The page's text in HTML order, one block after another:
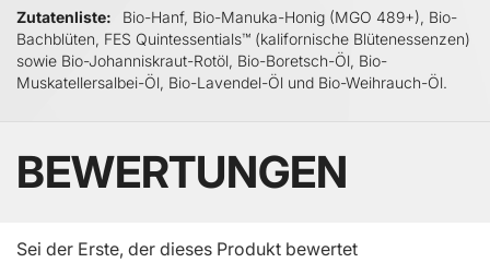
Zutatenliste
Bio-Hanf, Bio-Manuka-Honig (MGO 489+), Bio-
Bachblüten, FES Quintessentials™ (kalifornische Blütenessenzen)
sowie Bio-Johanniskraut-Rotöl, Bio-Boretsch-Öl, Bio-
Muskatellersalbei-Öl, Bio-Lavendel-Öl und Bio-Weihrauch-Öl.
BEWERTUNGEN
Sei der Erste, der dieses Produkt bewertet